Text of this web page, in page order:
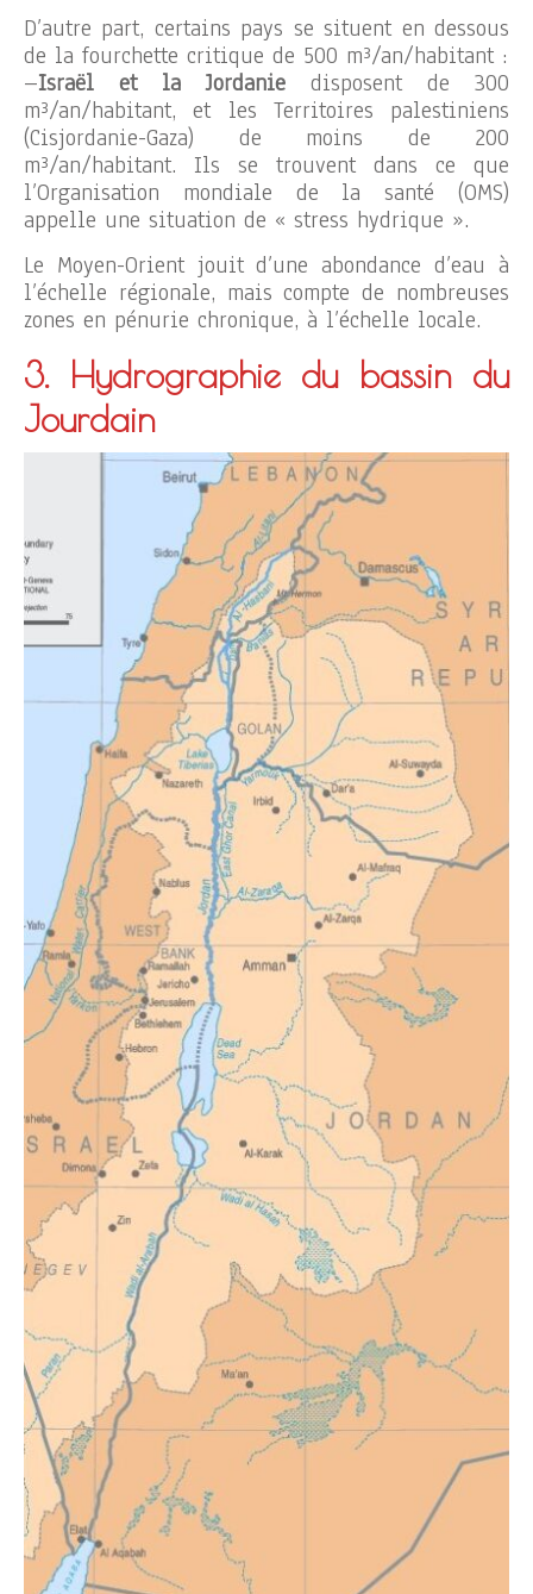
D’autre part, certains pays se situent en dessous
de la fourchette critique de 500 m³/an/habitant :
–Israël et la Jordanie disposent de 300
m³/an/habitant, et les Territoires palestiniens
(Cisjordanie-Gaza) de moins de 200
m³/an/habitant. Ils se trouvent dans ce que
l’Organisation mondiale de la santé (OMS)
appelle une situation de « stress hydrique ».
Le Moyen-Orient jouit d’une abondance d’eau à
l’échelle régionale, mais compte de nombreuses
zones en pénurie chronique, à l’échelle locale.
3. Hydrographie du bassin du
Jourdain